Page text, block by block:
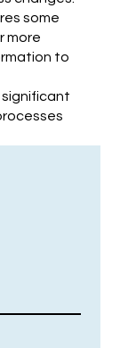
some
more
to
significant